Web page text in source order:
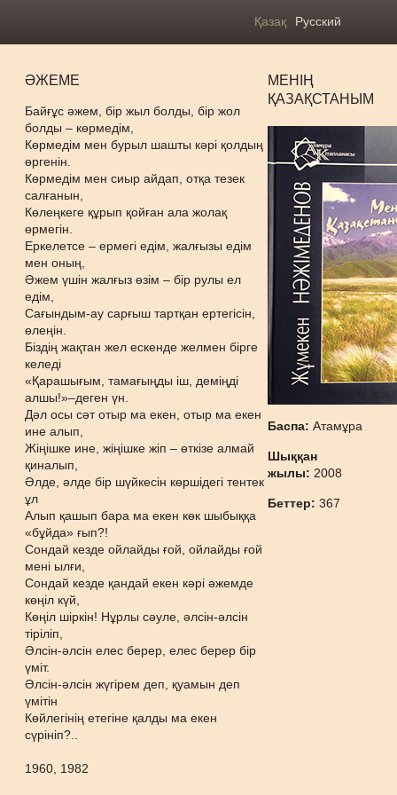
Қазақ Русский
ӘЖЕМЕ
Байғұс әжем, бір жыл болды, бір жол
болды – көрмедім,
Көрмедім мен бурыл шашты кәрі қолдың
өргенін.
Көрмедім мен сиыр айдап, отқа тезек
салғанын,
Көлеңкеге құрып қойған ала жолақ
өрмегін.
Еркелетсе – ермегі едім, жалғызы едім
мен оның,
Әжем үшін жалғыз өзім – бір рулы ел
едім,
Сағындым-ау сарғыш тартқан ертегісін,
өлеңін.
Біздің жақтан жел ескенде желмен бірге
келеді
«Қарашығым, тамағыңды іш, деміңді
алшы!»–деген үн.
Дәл осы сәт отыр ма екен, отыр ма екен
ине алып,
Жіңішке ине, жіңішке жіп – өткізе алмай
қиналып,
Әлде, әлде бір шүйкесін көршідегі тентек
ұл
Алып қашып бара ма екен көк шыбыққа
«бұйда» ғып?!
Сондай кезде ойлайды ғой, ойлайды ғой
мені ылғи,
Сондай кезде қандай екен кәрі әжемде
көңіл күй,
Көңіл шіркін! Нұрлы сәуле, әлсін-әлсін
тіріліп,
Әлсін-әлсін елес берер, елес берер бір
үміт.
Әлсін-әлсін жүгірем деп, қуамын деп
үмітін
Көйлегінің етегіне қалды ма екен
сүрініп?..
1960, 1982
МЕНІҢ
ҚАЗАҚСТАНЫМ
Баспа:Атамұра
Шыққан
жылы: 2008
Беттер:367